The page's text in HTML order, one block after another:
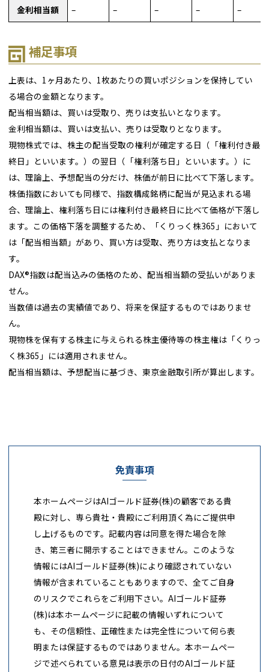
金利相当額
– – – – –
補足事項
上表は、1ヶ月あたり、1枚あたりの買いポジションを保持してい
る場合の金額となります。
配当相当額は、買いは受取り、売りは支払いとなります。
金利相当額は、買いは支払い、売りは受取りとなります。
現物株式では、株主の配当受取の権利が確定する日（「権利付き最
終日」といいます。）の翌日（「権利落ち日」といいます。）に
は、理論上、予想配当の分だけ、株価が前日に比べて下落します。
株価指数においても同様で、指数構成銘柄に配当が見込まれる場
合、理論上、権利落ち日には権利付き最終日に比べて価格が下落し
ます。この価格下落を調整するため、「くりっく株365」において
は「配当相当額」があり、買い方は受取、売り方は支払となりま
す。
DAX®指数は配当込みの価格のため、配当相当額の受払いがありま
せん。
当数値は過去の実績値であり、将来を保証するものではありませ
ん。
現物株を保有する株主に与えられる株主優待等の株主権は「くりっ
く株365」には適用されません。
配当相当額は、予想配当に基づき、東京金融取引所が算出します。
免責事項
本ホームページはAIゴールド証券(株)の顧客である貴
殿に対し、専ら貴社・貴殿にご利用頂く為にご提供申
し上げるものです。記載内容は同意を得た場合を除
き、第三者に開示することはできません。このような
情報にはAIゴールド証券(株)により確認されていない
情報が含まれていることもありますので、全てご自身
のリスクでこれらをご利用下さい。AIゴールド証券
(株)は本ホームページに記載の情報いずれについて
も、その信頼性、正確性または完全性について何ら表
明または保証するものではありません。本ホームペー
ジで述べられている意見は表示の日付のAIゴールド証